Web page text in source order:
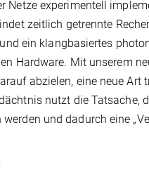
Netze experimentell
zeitlich getrennte
ein klangbasiertes
Hardware. Mit unserem
abzielen, eine neue Art
nutzt die Tatsache,
und dadurch eine